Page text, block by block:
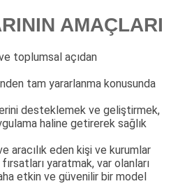
AMAÇLARI
toplumsal açıdan
tam yararlanma konusunda
desteklemek ve geliştirmek,
haline getirerek sağlık
aracılık eden kişi ve kurumlar
yaratmak, var olanları
etkin ve güvenilir bir model